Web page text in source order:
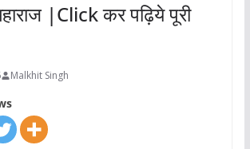
|Click कर पढ़िये पूरी
Malkhit Singh